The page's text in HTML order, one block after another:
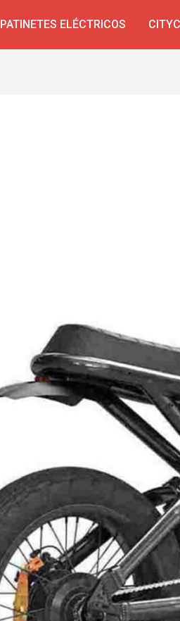
PATINETES ELÉCTRICOS